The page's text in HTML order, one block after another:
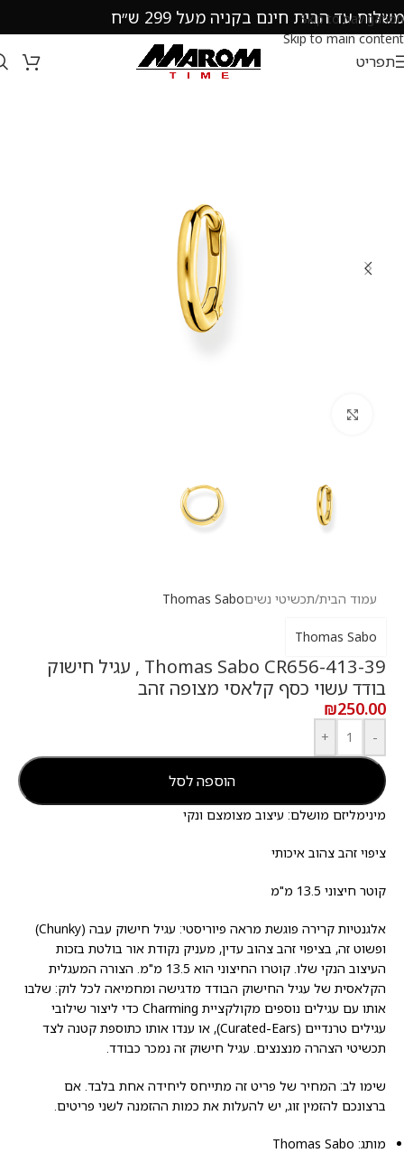
Skip to navigation
Skip to main content
משלוח עד הבית חינם בקניה מעל 299 ש״ח
תפריט
עמוד הבית/תכשיטי נשיםThomas Sabo
Thomas Sabo CR656-413-39 , עגיל חישוק
בודד עשוי כסף קלאסי מצופה זהב
Thomas Sabo
₪250.00
-
+
הוספה לסל
מינימליזם מושלם: עיצוב מצומצם ונקי
ציפוי זהב צהוב איכותי
קוטר חיצוני 13.5 מ"מ
אלגנטיות קרירה פוגשת מראה פיוריסטי: עגיל חישוק עבה (Chunky)
ופשוט זה, בציפוי זהב צהוב עדין, מעניק נקודת אור בולטת בזכות
העיצוב הנקי שלו. קוטרו החיצוני הוא 13.5 מ"מ. הצורה המעגלית
הקלאסית של עגיל החישוק הבודד מדגישה ומחמיאה לכל לוק: שלבו
אותו עם עגילים נוספים מקולקציית Charming כדי ליצור שילובי
עגילים טרנדיים (Curated-Ears), או ענדו אותו כתוספת קטנה לצד
תכשיטי הצהרה מנצנצים. עגיל חישוק זה נמכר כבודד.
שימו לב: המחיר של פריט זה מתייחס ליחידה אחת בלבד. אם
ברצונכם להזמין זוג, יש להעלות את כמות ההזמנה לשני פריטים.
מותג: Thomas Sabo